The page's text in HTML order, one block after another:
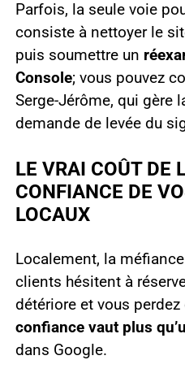
Parfois, la seule voie
consiste à nettoyer le
puis soumettre un
Console; vous pouvez
Serge-Jérôme, qui gère
demande de levée du
LE VRAI COÛT DE
CONFIANCE DE
LOCAUX
Localement, la
clients hésitent à
détériore et vous
confiance vaut plus
dans Google.